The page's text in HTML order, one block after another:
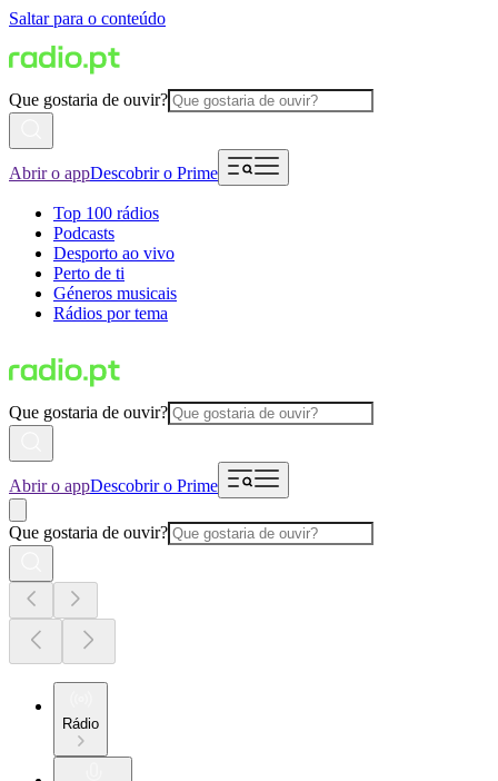
Saltar para o conteúdo
Que gostaria de ouvir?
Abrir o appDescobrir o Prime
Top 100 rádios
Podcasts
Desporto ao vivo
Perto de ti
Géneros musicais
Rádios por tema
Que gostaria de ouvir?
Abrir o appDescobrir o Prime
Que gostaria de ouvir?
Rádio